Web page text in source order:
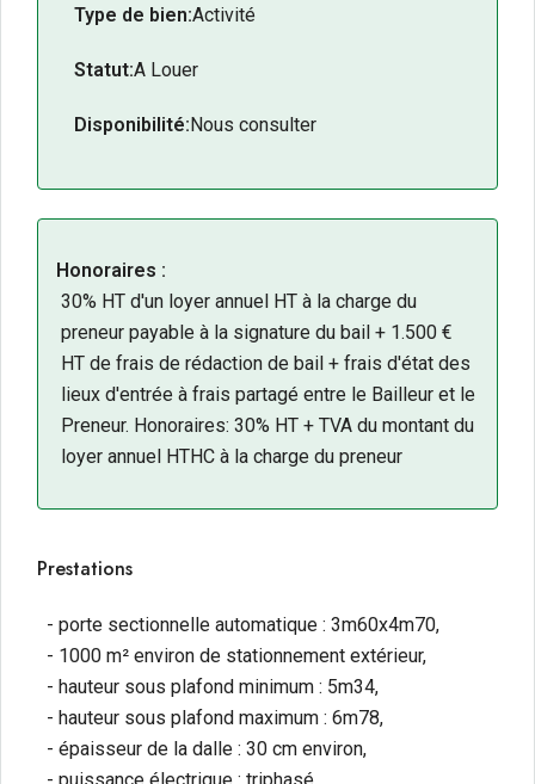
Type de bien:Activité
Statut:A Louer
Disponibilité:Nous consulter
Honoraires :
30% HT d'un loyer annuel HT à la charge du
preneur payable à la signature du bail + 1.500 €
HT de frais de rédaction de bail + frais d'état des
lieux d'entrée à frais partagé entre le Bailleur et le
Preneur. Honoraires: 30% HT + TVA du montant du
loyer annuel HTHC à la charge du preneur
Prestations
- porte sectionnelle automatique : 3m60x4m70,
- 1000 m² environ de stationnement extérieur,
- hauteur sous plafond minimum : 5m34,
- hauteur sous plafond maximum : 6m78,
- épaisseur de la dalle : 30 cm environ,